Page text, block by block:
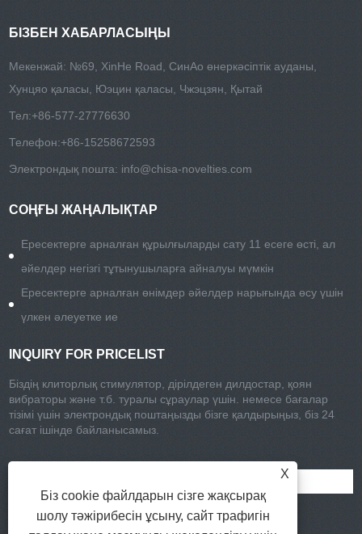
БІЗБЕН ХАБАРЛАСЫҢЫ
Мекенжай: №69, XinHe Road, СинАо өнеркәсіптік ауданы,
Хунцяо қаласы, Юэцин қаласы, Чжэцзян, Қытай
Тел:+86-577-27776630
Телефон:+86-15258672593
Электрондық пошта: info@chisa-novelties.com
СОҢҒЫ ЖАҢАЛЫҚТАР
Ересектерге арналған құрылғыларды сату 11 есеге өсті, ал
әйелдер негізгі тұтынушыларға айналуы мүмкін
Ересектерге арналған өнімдер әйелдер нарығында өсу үшін
үлкен әлеуетке ие
INQUIRY FOR PRICELIST
Біздің клиторлық стимулятор, дірілдеген дилдостар, қоян
вибраторы және т.б. туралы сұраулар үшін. немесе бағалар
тізімі үшін электрондық поштаңызды бізге қалдырыңыз, біз 24
сағат ішінде байланысамыз.
X
Біз cookie файлдарын сізге жақсырақ
шолу тәжірибесін ұсыну, сайт трафигін